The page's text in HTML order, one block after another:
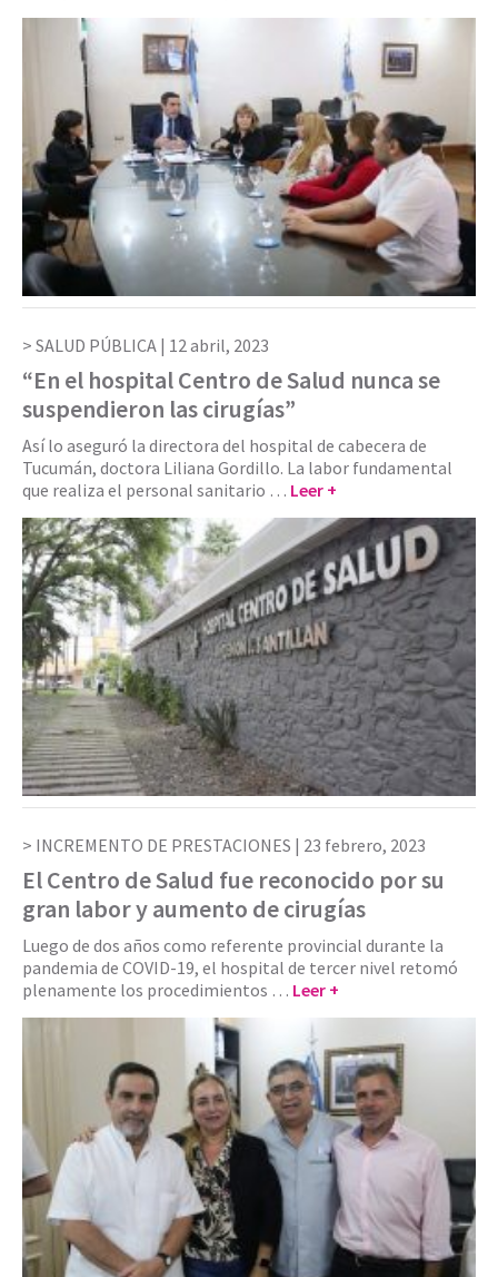
SALUD PÚBLICA | 12 abril, 2023
“En el hospital Centro de Salud nunca se
suspendieron las cirugías”
Así lo aseguró la directora del hospital de cabecera de
Tucumán, doctora Liliana Gordillo. La labor fundamental
que realiza el personal sanitario … Leer +
INCREMENTO DE PRESTACIONES | 23 febrero, 2023
El Centro de Salud fue reconocido por su
gran labor y aumento de cirugías
Luego de dos años como referente provincial durante la
pandemia de COVID-19, el hospital de tercer nivel retomó
plenamente los procedimientos … Leer +